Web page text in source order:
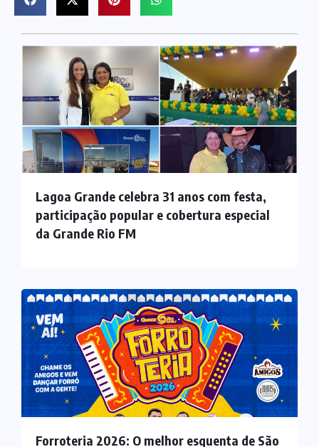
Lagoa Grande celebra 31 anos com festa,
participação popular e cobertura especial
da Grande Rio FM
Forroteria 2026: O melhor esquenta de São